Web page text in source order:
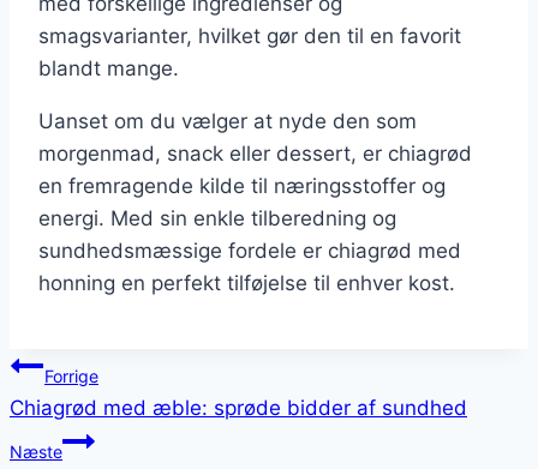
smagsvarianter, hvilket gør den til en favorit
blandt mange.
Uanset om du vælger at nyde den som
morgenmad, snack eller dessert, er chiagrød
en fremragende kilde til næringsstoffer og
energi. Med sin enkle tilberedning og
sundhedsmæssige fordele er chiagrød med
honning en perfekt tilføjelse til enhver kost.
Indlægsnavigation
Forrige
Chiagrød med æble: sprøde bidder af sundhed
Næste